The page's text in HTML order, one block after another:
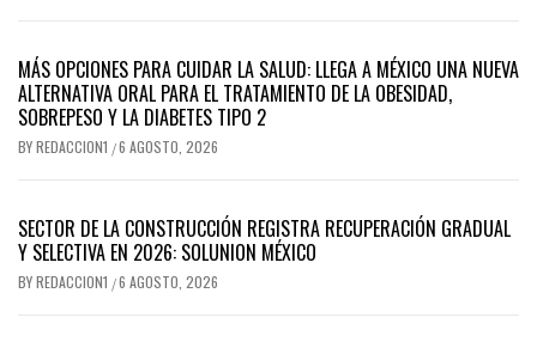
MÁS OPCIONES PARA CUIDAR LA SALUD: LLEGA A MÉXICO UNA NUEVA
ALTERNATIVA ORAL PARA EL TRATAMIENTO DE LA OBESIDAD,
SOBREPESO Y LA DIABETES TIPO 2
BYREDACCION1 /6 AGOSTO, 2026
SECTOR DE LA CONSTRUCCIÓN REGISTRA RECUPERACIÓN GRADUAL
Y SELECTIVA EN 2026: SOLUNION MÉXICO
BYREDACCION1 /6 AGOSTO, 2026